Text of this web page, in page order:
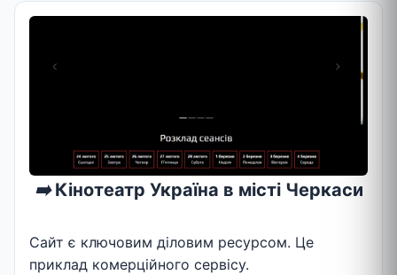
➡️Кінотеатр Україна в місті Черкаси
Сайт є ключовим діловим ресурсом. Це
приклад комерційного сервісу.